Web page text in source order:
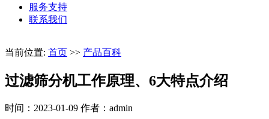
服务支持
联系我们
当前位置: 首页 >> 产品百科
过滤筛分机工作原理、6大特点介绍
时间：2023-01-09 作者：admin